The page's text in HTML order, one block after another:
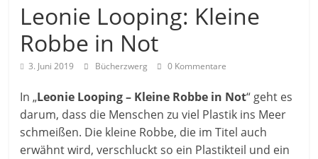
Leonie Looping: Kleine
Robbe in Not
3. Juni 2019 Bücherzwerg 0 Kommentare
In „Leonie Looping – Kleine Robbe in Not“ geht es
darum, dass die Menschen zu viel Plastik ins Meer
schmeißen. Die kleine Robbe, die im Titel auch
erwähnt wird, verschluckt so ein Plastikteil und ein